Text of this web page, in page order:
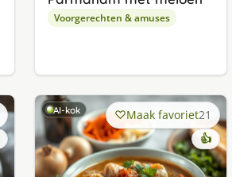
Voorgerechten & amuses
AI-kok Maak favoriet21
👍